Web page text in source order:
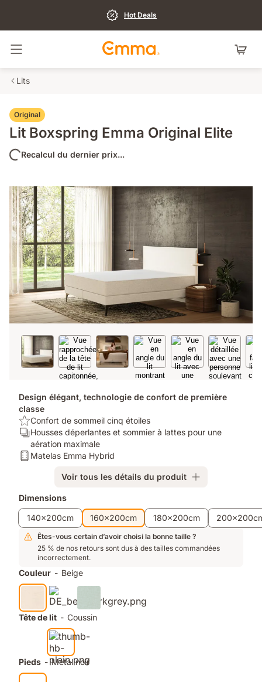
Hot Deals
Basculer la navigation
Lits
Original
Lit Boxspring Emma Original Elite
Recalcul du dernier prix...
Design élégant, technologie de confort de première
classe
USP/Benefit:
Confort
sommeil
Confort de sommeil cinq étoiles
Ergonomie/Zones:
Housses
déperlantes
lattes
pour
une
aération
maximale
Housses déperlantes et sommier à lattes pour une
aération maximale
Matelas:
Matelas Emma Hybrid
Voir tous les détails du produit
Produits
supplémentaires
Dimensions
140x200cm
160x200cm 180x200cm
Êtes-vous certain d’avoir choisi la bonne taille ?
25 % de nos retours sont dus à des tailles commandées
incorrectement.
Couleur - Beige
Tête de lit - Coussin
Pieds - Métal noir